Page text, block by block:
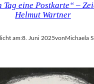
Tag eine Postkarte“ –
Helmut Wartner
am:8. Juni 2025von Michaela